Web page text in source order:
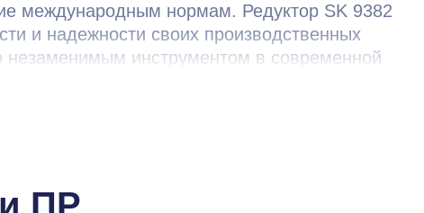
международным нормам. Редуктор SK 9382
и надежности своих производственных
незаменимым инструментом в современной
ПР